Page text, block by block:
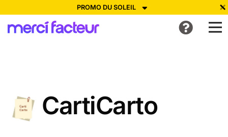
PROMO DU SOLEIL
-30% de réduction avec le code
pour envoyer des
cartes ensoleillées, jusqu'au 6 Août !
CartiCarto